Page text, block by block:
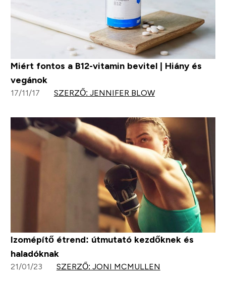
Miért fontos a B12-vitamin bevitel | Hiány és
vegánok
17/11/17 SZERZŐ: JENNIFER BLOW
Izomépítő étrend: útmutató kezdőknek és
haladóknak
21/01/23 SZERZŐ: JONI MCMULLEN